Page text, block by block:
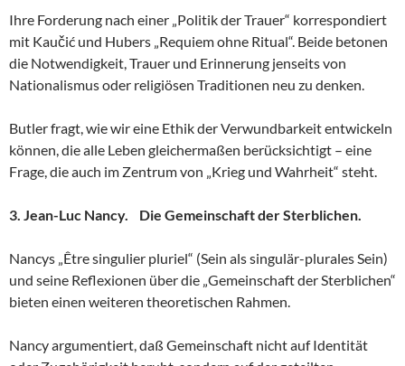
Ihre Forderung nach einer „Politik der Trauer“ korrespondiert
mit Kaučić und Hubers „Requiem ohne Ritual“. Beide betonen
die Notwendigkeit, Trauer und Erinnerung jenseits von
Nationalismus oder religiösen Traditionen neu zu denken.
Butler fragt, wie wir eine Ethik der Verwundbarkeit entwickeln
können, die alle Leben gleichermaßen berücksichtigt – eine
Frage, die auch im Zentrum von „Krieg und Wahrheit“ steht.
3. Jean-Luc Nancy. Die Gemeinschaft der Sterblichen.
Nancys „Être singulier pluriel“ (Sein als singulär-plurales Sein)
und seine Reflexionen über die „Gemeinschaft der Sterblichen“
bieten einen weiteren theoretischen Rahmen.
Nancy argumentiert, daß Gemeinschaft nicht auf Identität